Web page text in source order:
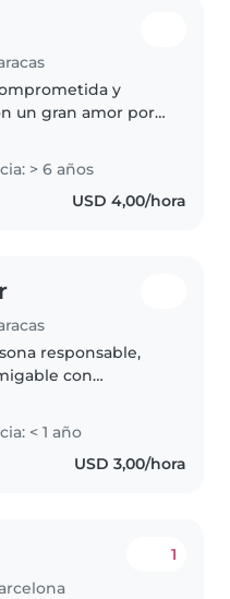
y
un gran amor por
por crear un
seguro y
donde los más
> 6 años
USD 4,00/hora
responsable,
con
y música.
un ambiente
para tus
< 1 año
USD 3,00/hora
1